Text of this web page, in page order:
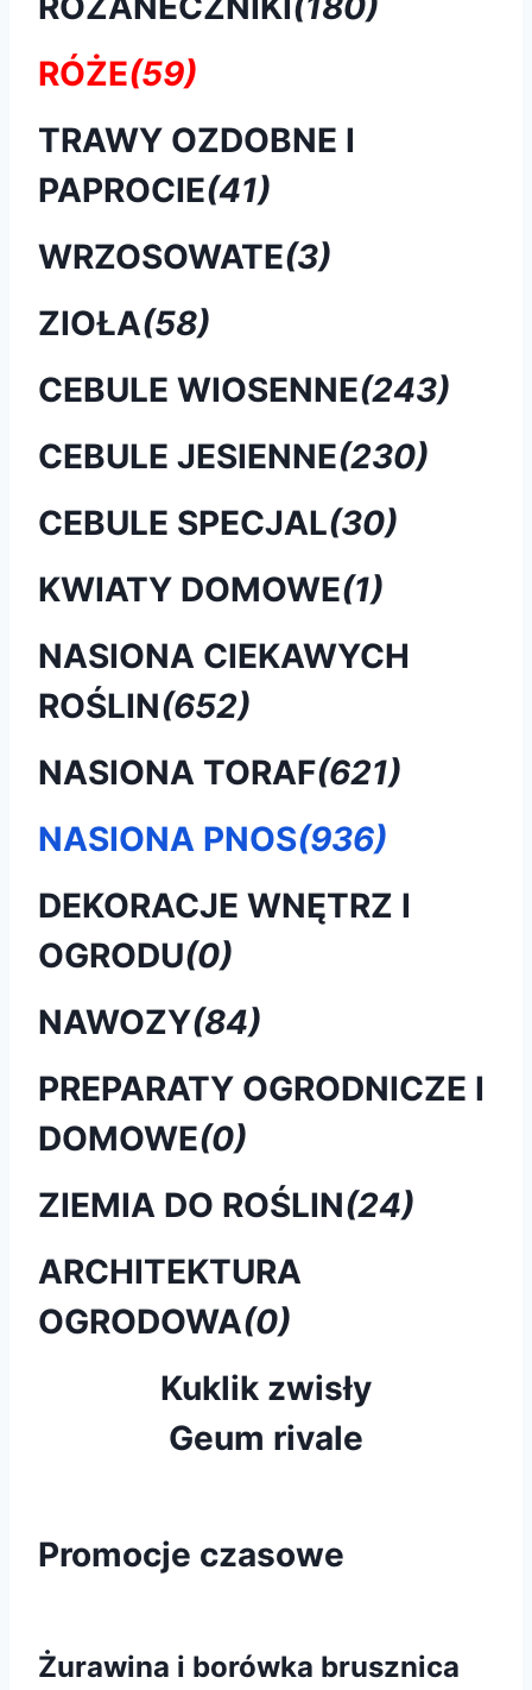
RÓŻE(59)
TRAWY OZDOBNE I
PAPROCIE(41)
WRZOSOWATE(3)
ZIOŁA(58)
CEBULE WIOSENNE(243)
CEBULE JESIENNE(230)
CEBULE SPECJAL(30)
KWIATY DOMOWE(1)
NASIONA CIEKAWYCH
ROŚLIN(652)
NASIONA TORAF(621)
NASIONA PNOS(936)
DEKORACJE WNĘTRZ I
OGRODU(0)
NAWOZY(84)
PREPARATY OGRODNICZE I
DOMOWE(0)
ZIEMIA DO ROŚLIN(24)
ARCHITEKTURA
OGRODOWA(0)
Kuklik zwisły
Geum rivale
Promocje czasowe
Żurawina i borówka brusznica